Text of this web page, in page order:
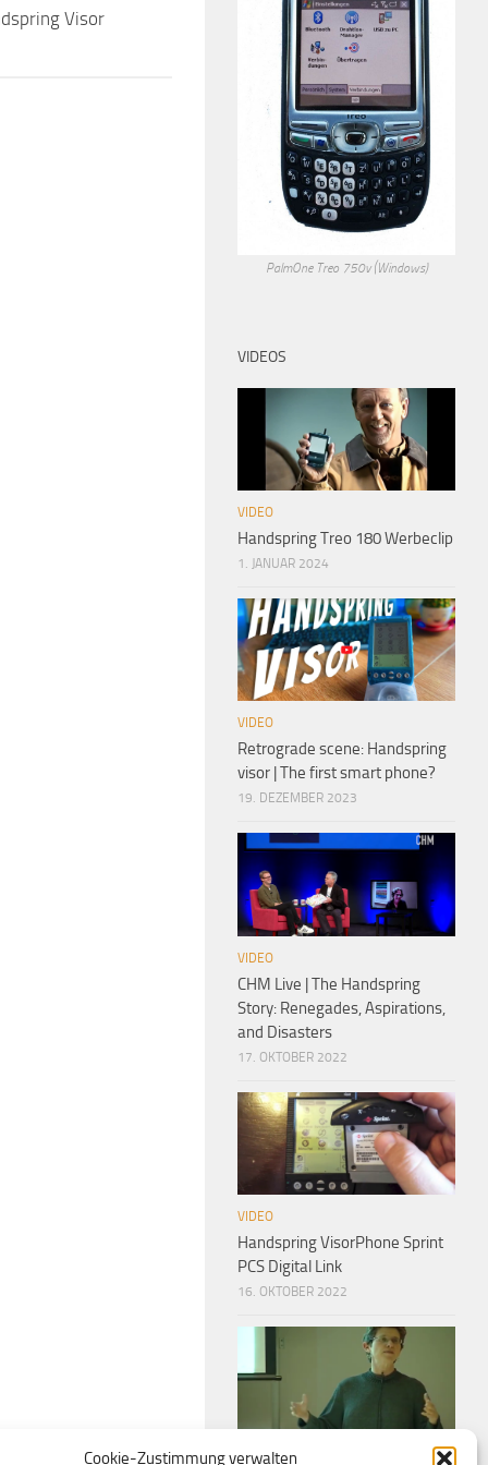
Cookie-Zustimmung verwalten
Visor
Digitizer Repair
PalmOne Treo 750v (Windows)
VIDEOS
VIDEO
Handspring Treo 180 Werbeclip
1. JANUAR 2024
VIDEO
Retrograde scene: Handspring
visor | The first smart phone?
19. DEZEMBER 2023
VIDEO
CHM Live | The Handspring
Story: Renegades, Aspirations,
and Disasters
17. OKTOBER 2022
VIDEO
Handspring VisorPhone Sprint
PCS Digital Link
16. OKTOBER 2022
VIDEO